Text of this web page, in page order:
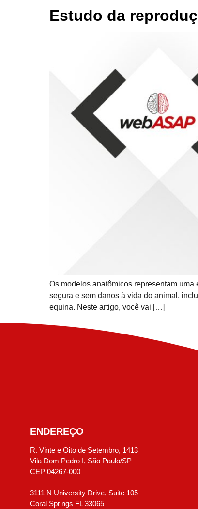
Estudo da
Os modelos anatômicos representam
segura e sem danos à vida do animal,
equina. Neste artigo, você vai […]
ENDEREÇO
R. Vinte e Oito de Setembro, 1413
Vila Dom Pedro I, São Paulo/SP
CEP 04267-000
3111 N University Drive, Suite 105
Coral Springs FL 33065